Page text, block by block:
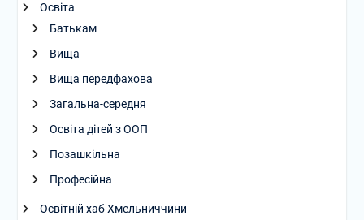
Освіта
Батькам
Вища
Вища передфахова
Загальна-середня
Освіта дітей з ООП
Позашкільна
Професійна
Освітній хаб Хмельниччини